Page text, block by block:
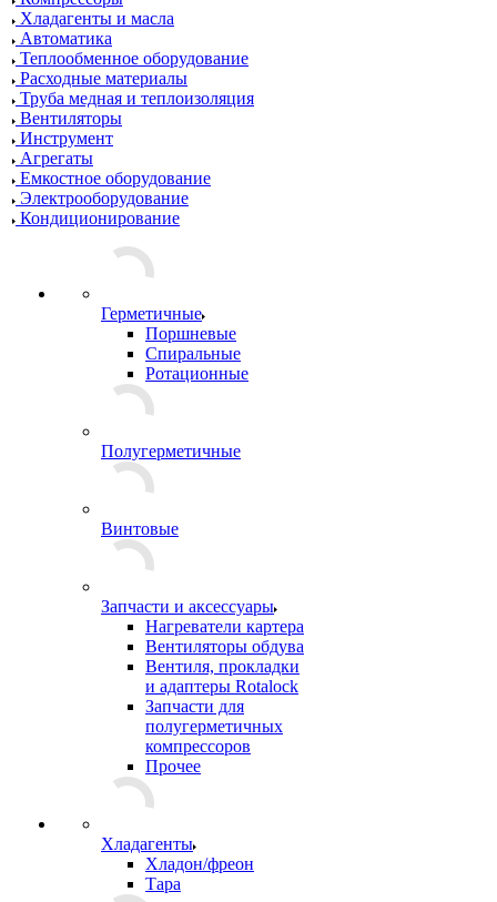
Хладагенты и масла
Автоматика
Теплообменное оборудование
Расходные материалы
Труба медная и теплоизоляция
Вентиляторы
Инструмент
Агрегаты
Емкостное оборудование
Электрооборудование
Кондиционирование
Герметичные
Поршневые
Спиральные
Ротационные
Полугерметичные
Винтовые
Запчасти и аксессуары
Нагреватели картера
Вентиляторы обдува
Вентиля, прокладки
и адаптеры Rotalock
Запчасти для
полугерметичных
компрессоров
Прочее
Хладагенты
Хладон/фреон
Тара